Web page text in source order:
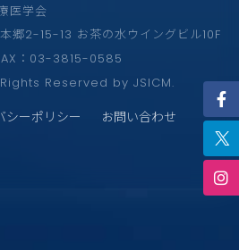
医学会
郷2-15-13 お茶の水ウイングビル10F
：03-3815-0585
Reserved by JSICM.
シーポリシー お問い合わせ